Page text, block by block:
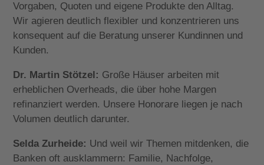
Vorgaben, Quoten und eigene Produkte den Alltag.
Wir agieren deutlich flexibler und konzentrieren uns
konsequent auf die Beratung unserer Kundinnen und
Kunden.
Dr. Martin Stötzel: Große Häuser arbeiten mit
erheblichen Overheads, die über hohe Margen
refinanziert werden. Unsere Honorare liegen je nach
Volumen deutlich darunter.
Selda Zurheide: Und weil wir Themen mitdenken, die
Banken oft ausklammern: Familie, Nachfolge,